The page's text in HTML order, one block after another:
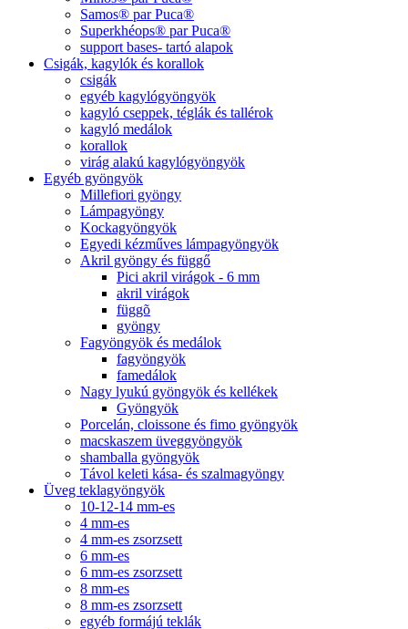
Samos® par Puca®
Superkhéops® par Puca®
support bases- tartó alapok
Csigák, kagylók és korallok
csigák
egyéb kagylógyöngyök
kagyló cseppek, téglák és tallérok
kagyló medálok
korallok
virág alakú kagylógyöngyök
Egyéb gyöngyök
Millefiori gyöngy
Lámpagyöngy
Kockagyöngyök
Egyedi kézműves lámpagyöngyök
Akril gyöngy és függő
Pici akril virágok - 6 mm
akril virágok
függõ
gyöngy
Fagyöngyök és medálok
fagyöngyök
famedálok
Nagy lyukú gyöngyök és kellékek
Gyöngyök
Porcelán, cloissone és fimo gyöngyök
macskaszem üveggyöngyök
shamballa gyöngyök
Távol keleti kása- és szalmagyöngy
Üveg teklagyöngyök
10-12-14 mm-es
4 mm-es
4 mm-es zsorzsett
6 mm-es
6 mm-es zsorzsett
8 mm-es
8 mm-es zsorzsett
egyéb formájú teklák